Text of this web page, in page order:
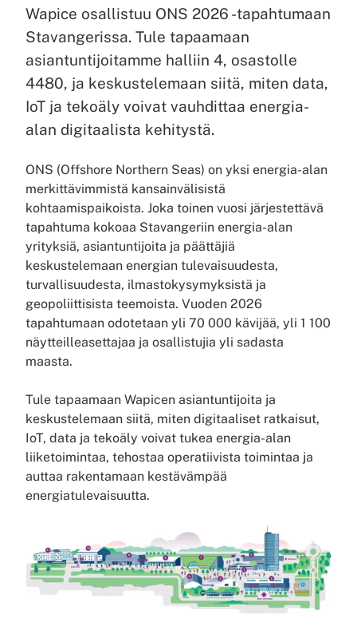
Wapice osallistuu ONS 2026 -tapahtumaan
Stavangerissa. Tule tapaamaan
asiantuntijoitamme halliin 4, osastolle
4480, ja keskustelemaan siitä, miten data,
IoT ja tekoäly voivat vauhdittaa energia-
alan digitaalista kehitystä.
ONS (Offshore Northern Seas) on yksi energia-alan
merkittävimmistä kansainvälisistä
kohtaamispaikoista. Joka toinen vuosi järjestettävä
tapahtuma kokoaa Stavangeriin energia-alan
yrityksiä, asiantuntijoita ja päättäjiä
keskustelemaan energian tulevaisuudesta,
turvallisuudesta, ilmastokysymyksistä ja
geopoliittisista teemoista. Vuoden 2026
tapahtumaan odotetaan yli 70 000 kävijää, yli 1 100
näytteilleasettajaa ja osallistujia yli sadasta
maasta.
Tule tapaamaan Wapicen asiantuntijoita ja
keskustelemaan siitä, miten digitaaliset ratkaisut,
IoT, data ja tekoäly voivat tukea energia-alan
liiketoimintaa, tehostaa operatiivista toimintaa ja
auttaa rakentamaan kestävämpää
energiatulevaisuutta.